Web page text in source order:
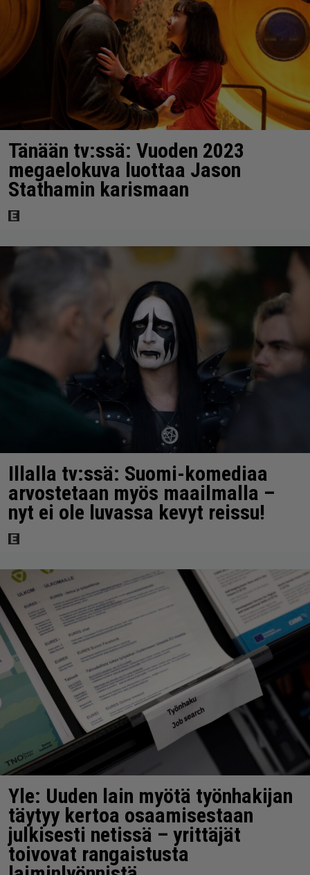
Tänään tv:ssä: Vuoden 2023
megaelokuva luottaa Jason
Stathamin karismaan
Illalla tv:ssä: Suomi-komediaa
arvostetaan myös maailmalla –
nyt ei ole luvassa kevyt reissu!
Yle: Uuden lain myötä työnhakijan
täytyy kertoa osaamisestaan
julkisesti netissä – yrittäjät
toivovat rangaistusta